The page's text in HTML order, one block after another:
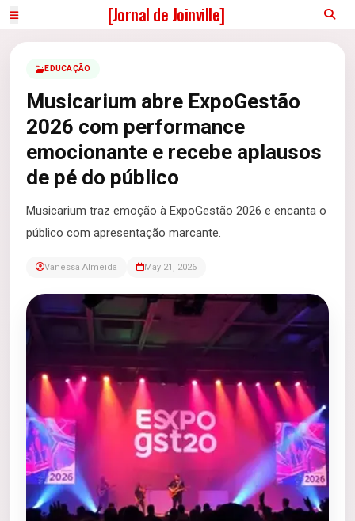
[Jornal de Joinville]
EDUCAÇÃO
Musicarium abre ExpoGestão
2026 com performance
emocionante e recebe aplausos
de pé do público
Musicarium traz emoção à ExpoGestão 2026 e encanta o
público com apresentação marcante.
Vanessa Almeida May 21, 2026